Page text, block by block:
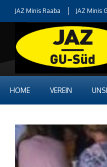
JAZ Minis Raaba JAZ Minis
HOME VEREIN